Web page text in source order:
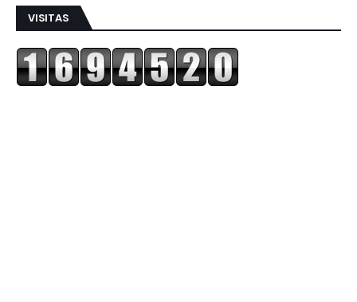
VISITAS